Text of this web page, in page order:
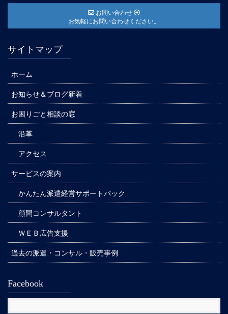
お問い合わせ
お気軽にお問い合わせください。
サイトマップ
ホーム
お知らせ＆ブログ新着
お困りごと相談の窓
沿革
アクセス
サービスの案内
かんたん派遣経営サポートパック
顧問コンサルタント
ＷＥＢ広告支援
過去の派遣・コンサル・販売事例
Facebook